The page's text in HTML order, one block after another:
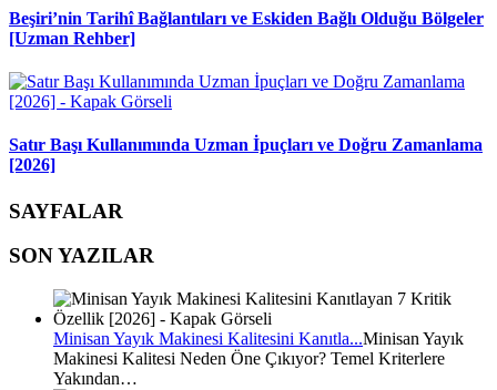
Beşiri’nin Tarihî Bağlantıları ve Eskiden Bağlı Olduğu Bölgeler
[Uzman Rehber]
Satır Başı Kullanımında Uzman İpuçları ve Doğru Zamanlama
[2026]
SAYFALAR
SON YAZILAR
Minisan Yayık Makinesi Kalitesini Kanıtla...Minisan Yayık
Makinesi Kalitesi Neden Öne Çıkıyor? Temel Kriterlere
Yakından…